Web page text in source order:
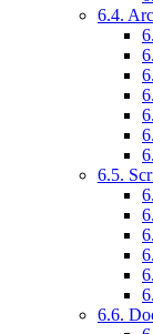
6.4.
6.5.
6.6.